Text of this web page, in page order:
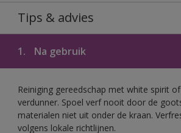
Tips & advies
1. Na gebruik
Reiniging gereedschap met white spirit
verdunner. Spoel verf nooit door de
materialen niet uit onder de kraan.
volgens lokale richtlijnen.